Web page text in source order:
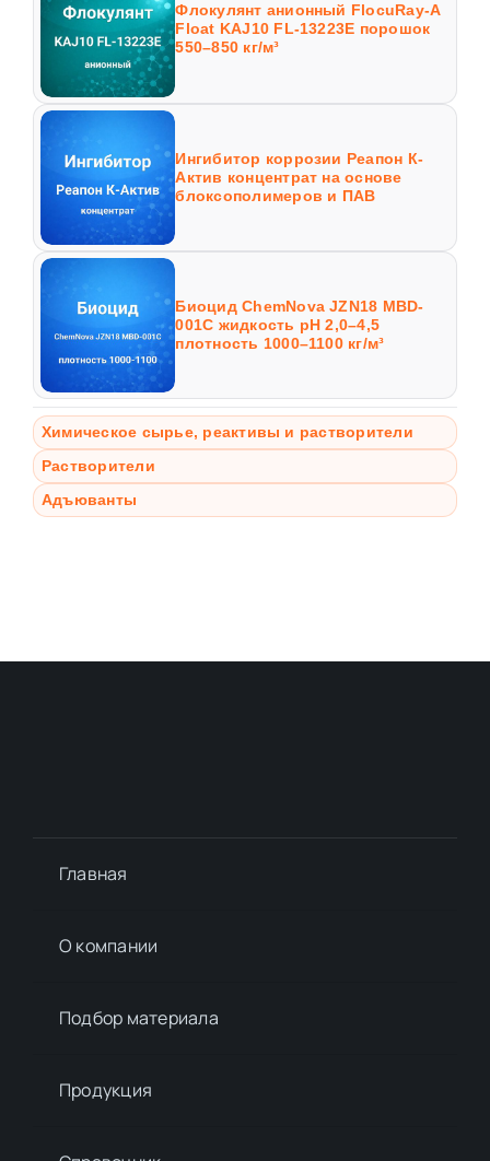
Флокулянт анионный FlocuRay-A
Float KAJ10 FL-13223E порошок
550–850 кг/м³
Ингибитор коррозии Реапон К-
Актив концентрат на основе
блоксополимеров и ПАВ
Биоцид ChemNova JZN18 MBD-
001C жидкость pH 2,0–4,5
плотность 1000–1100 кг/м³
Химическое сырье, реактивы и растворители
Растворители
Адъюванты
Главная
О компании
Подбор материалa
Продукция